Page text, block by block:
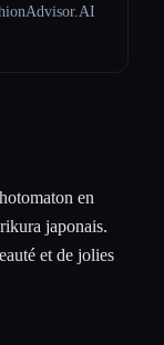
en
japonais.
et de jolies